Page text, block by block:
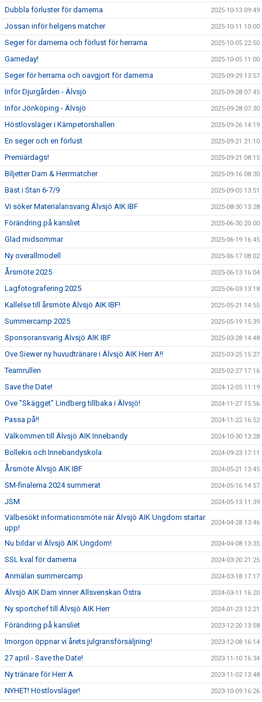
Dubbla förluster för damerna 2025-10-13 09:49
Jossan inför helgens matcher 2025-10-11 10:00
Seger för damerna och förlust för herrarna 2025-10-05 22:50
Gameday! 2025-10-05 11:00
Seger för herrarna och oavgjort för damerna 2025-09-29 13:57
Inför Djurgården - Älvsjö 2025-09-28 07:45
Inför Jönköping - Älvsjö 2025-09-28 07:30
Höstlovsläger i Kämpetorshallen 2025-09-26 14:19
En seger och en förlust 2025-09-21 21:10
Premiärdags! 2025-09-21 08:15
Biljetter Dam & Herrmatcher 2025-09-16 08:30
Bäst i Stan 6-7/9 2025-09-05 13:51
Vi söker Materialansvarig Älvsjö AIK IBF 2025-08-30 13:28
Förändring på kansliet 2025-06-30 20:00
Glad midsommar 2025-06-19 16:45
Ny overallmodell 2025-06-17 08:02
Årsmöte 2025 2025-06-13 16:04
Lagfotografering 2025 2025-06-03 13:18
Kallelse till årsmöte Älvsjö AIK IBF! 2025-05-21 14:55
Summercamp 2025 2025-05-19 15:39
Sponsoransvarig Älvsjö AIK IBF 2025-03-28 14:48
Ove Siewer ny huvudtränare i Älvsjö AIK Herr A!! 2025-03-25 15:27
Teamrullen 2025-02-27 17:16
Save the Date! 2024-12-05 11:19
Ove ”Skägget” Lindberg tillbaka i Älvsjö! 2024-11-27 15:56
Passa på!! 2024-11-22 16:52
Välkommen till Älvsjö AIK Innebandy 2024-10-30 13:28
Bollekis och Innebandyskola 2024-09-23 17:11
Årsmöte Älvsjö AIK IBF 2024-05-21 13:45
SM-finalerna 2024 summerat 2024-05-16 14:57
JSM 2024-05-13 11:39
Välbesökt informationsmöte när Älvsjö AIK Ungdom startar
upp!
2024-04-28 13:46
Nu bildar vi Älvsjö AIK Ungdom! 2024-04-08 13:35
SSL kval för damerna 2024-03-20 21:25
Anmälan summercamp 2024-03-18 17:17
Älvsjö AIK Dam vinner Allsvenskan Östra 2024-03-11 16:20
Ny sportchef till Älvsjö AIK Herr 2024-01-23 12:21
Förändring på kansliet 2023-12-20 13:58
Imorgon öppnar vi årets julgransförsäljning! 2023-12-08 16:14
27 april - Save the Date! 2023-11-10 16:34
Ny tränare för Herr A 2023-11-02 13:48
NYHET! Höstlovsläger! 2023-10-09 16:26